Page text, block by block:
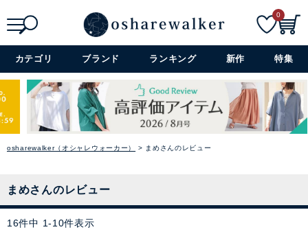
詳細検索+
0
カテゴリ ブランド ランキング 新作 特集
osharewalker（オシャレウォーカー） まめさんのレビュー
まめさんのレビュー
16件中 1-10件表示